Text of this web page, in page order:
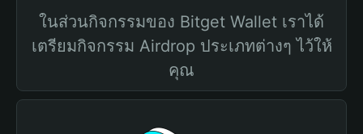
ในส่วนกิจกรรมของ Bitget Wallet เราได้
เตรียมกิจกรรม Airdrop ประเภทต่างๆ ไว้ให้
คุณ